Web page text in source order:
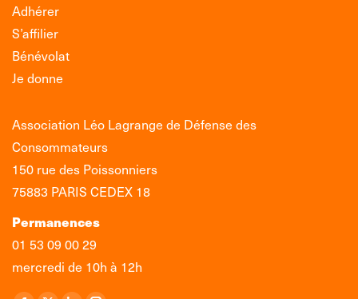
Adhérer
S’affilier
Bénévolat
Je donne
Association Léo Lagrange de Défense des
Consommateurs
150 rue des Poissonniers
75883 PARIS CEDEX 18
Permanences
01 53 09 00 29
mercredi de 10h à 12h